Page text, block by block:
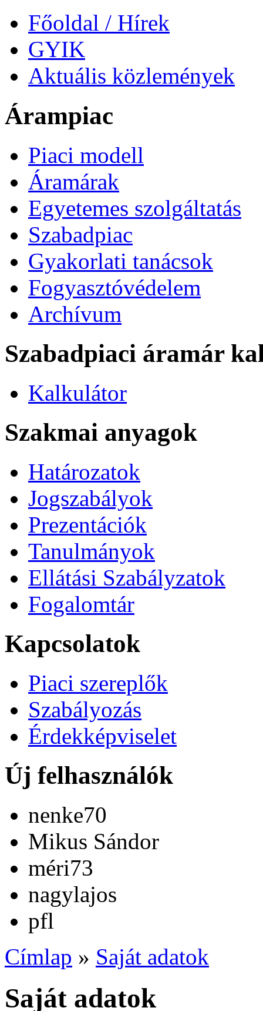
Főoldal / Hírek
GYIK
Aktuális közlemények
Árampiac
Piaci modell
Áramárak
Egyetemes szolgáltatás
Szabadpiac
Gyakorlati tanácsok
Fogyasztóvédelem
Archívum
Szabadpiaci áramár
Kalkulátor
Szakmai anyagok
Határozatok
Jogszabályok
Prezentációk
Tanulmányok
Ellátási Szabályzatok
Fogalomtár
Kapcsolatok
Piaci szereplők
Szabályozás
Érdekképviselet
Új felhasználók
nenke70
Mikus Sándor
méri73
nagylajos
pfl
Címlap » Saját adatok
Saját adatok